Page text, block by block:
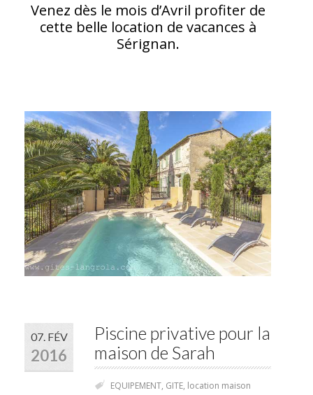
Venez dès le mois d’Avril profiter de
cette belle location de vacances à
Sérignan.
07. FÉV
2016
Piscine privative pour la
maison de Sarah
EQUIPEMENT, GITE, location maison